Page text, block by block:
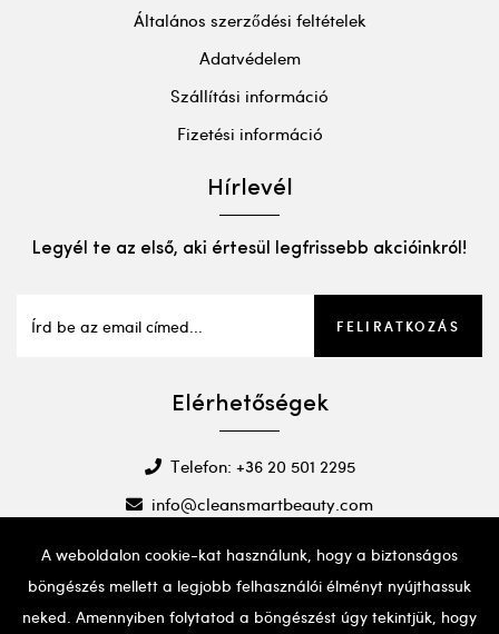
Általános szerződési feltételek
Adatvédelem
Szállítási információ
Fizetési információ
Hírlevél
Legyél te az első, aki értesül legfrissebb akcióinkról!
FELIRATKOZÁS
Elérhetőségek
Telefon: +36 20 501 2295
info@cleansmartbeauty.com
A weboldalon cookie-kat használunk, hogy a biztonságos
böngészés mellett a legjobb felhasználói élményt nyújthassuk
neked. Amennyiben folytatod a böngészést úgy tekintjük, hogy